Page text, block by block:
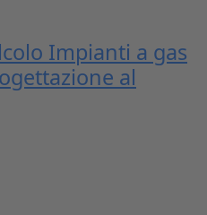
Impianti a gas
al